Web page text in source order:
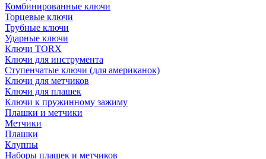
Комбинированные ключи
Торцевые ключи
Трубные ключи
Ударные ключи
Ключи TORX
Ключи для инструмента
Ступенчатые ключи (для американок)
Ключи для метчиков
Ключи для плашек
Ключи к пружинному зажиму
Плашки и метчики
Метчики
Плашки
Клуппы
Наборы плашек и метчиков